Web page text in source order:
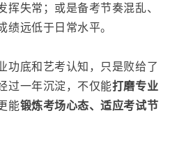
失常；或是备考节奏混乱、
远低于日常水平。
功底和艺考认知，只是败给了
过一年沉淀，不仅能打磨专业
能锻炼考场心态、适应考试节